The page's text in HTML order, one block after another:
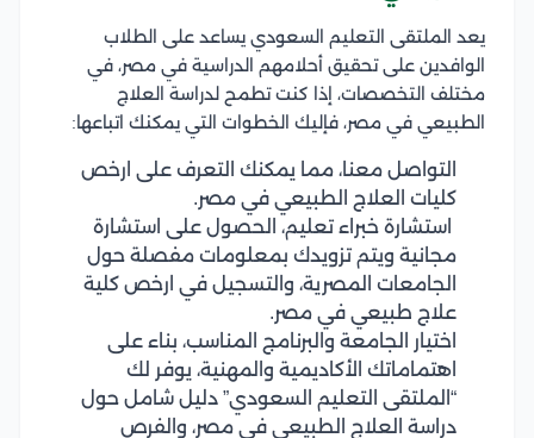
يعد الملتقى التعليم السعودي يساعد على الطلاب
الوافدين على تحقيق أحلامهم الدراسية في مصر، في
مختلف التخصصات، إذا كنت تطمح لدراسة العلاج
الطبيعي في مصر، فإليك الخطوات التي يمكنك اتباعها:
التواصل معنا، مما يمكنك التعرف على ارخص
كليات العلاج الطبيعي في مصر.
استشارة خبراء تعليم، الحصول على استشارة
مجانية ويتم تزويدك بمعلومات مفصلة حول
الجامعات المصرية، والتسجيل في ارخص كلية
علاج طبيعي في مصر.
اختيار الجامعة والبرنامج المناسب، بناء على
اهتماماتك الأكاديمية والمهنية، يوفر لك
“الملتقى التعليم السعودي” دليل شامل حول
دراسة العلاج الطبيعي في مصر، والفرص